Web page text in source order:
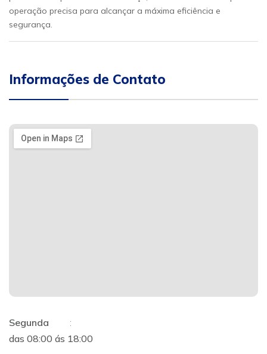
operação precisa para alcançar a máxima eficiência e
segurança.
Informações de Contato
Segunda
:
das 08:00 ás 18:00